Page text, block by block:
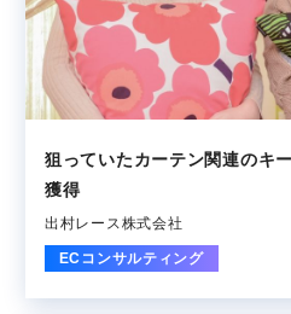
狙っていたカーテン関連のキ
獲得
出村レース株式会社
ECコンサルティング